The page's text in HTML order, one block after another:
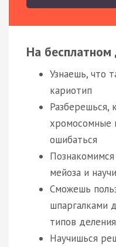
На
Узнаешь, что
кариотип
Разберешься,
хромосомные
ошибаться
мейоза и
Сможешь
шпаргалками
типов
Научишься